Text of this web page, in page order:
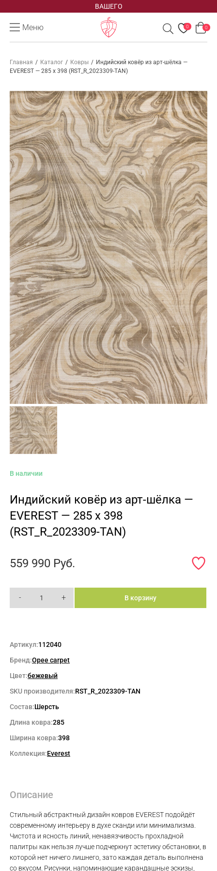
ВАШЕГО
Меню 0 0
Главная / Каталог / Ковры / Индийский ковёр из арт-шёлка —
EVEREST — 285 x 398 (RST_R_2023309-TAN)
В наличии
Индийский ковёр из арт-шёлка —
EVEREST — 285 x 398
(RST_R_2023309-TAN)
559 990 Руб.
- + В корзину
Артикул:112040
Бренд:Opee carpet
Цвет:бежевый
SKU производителя:RST_R_2023309-TAN
Состав:Шерсть
Длина ковра:285
Ширина ковра:398
Коллекция:Everest
Описание
Стильный абстрактный дизайн ковров EVEREST подойдёт
современному интерьеру в духе сканди или минимализма.
Чистота и ясность линий, ненавязчивость прохладной
палитры как нельзя лучше подчеркнут эстетику обстановки, в
которой нет ничего лишнего, зато каждая деталь выполнена
со вкусом. Рисунки, напоминающие карандашные эскизы,